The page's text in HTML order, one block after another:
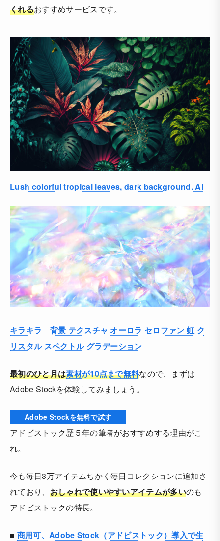
くれるおすすめサービスです。
Lush colorful tropical leaves, dark background. AI
キラキラ 背景 テクスチャ オーロラ セロファン 虹 ク
リスタル スペクトル グラデーション
最初のひと月は素材が10点まで無料なので、まずは
Adobe Stockを体験してみましょう。
Adobe Stockを無料で試す
アドビストック歴５年の筆者がおすすめする理由がこ
れ。
今も毎日3万アイテムちかく毎日コレクションに追加さ
れており、 おしゃれで使いやすいアイテムが多いのも
アドビストックの特長。
■ 商用可、Adobe Stock（アドビストック）導入で生